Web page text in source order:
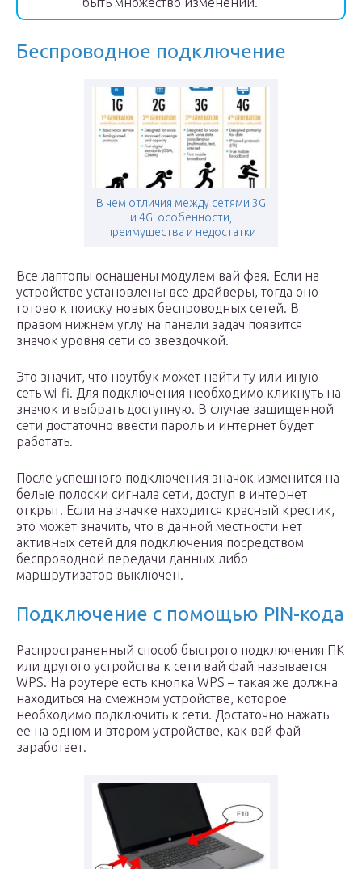
Беспроводное подключение
В чем отличия между сетями 3G
и 4G: особенности,
преимущества и недостатки
Все лаптопы оснащены модулем вай фая. Если на
устройстве установлены все драйверы, тогда оно
готово к поиску новых беспроводных сетей. В
правом нижнем углу на панели задач появится
значок уровня сети со звездочкой.
Это значит, что ноутбук может найти ту или иную
сеть wi-fi. Для подключения необходимо кликнуть на
значок и выбрать доступную. В случае защищенной
сети достаточно ввести пароль и интернет будет
работать.
После успешного подключения значок изменится на
белые полоски сигнала сети, доступ в интернет
открыт. Если на значке находится красный крестик,
это может значить, что в данной местности нет
активных сетей для подключения посредством
беспроводной передачи данных либо
маршрутизатор выключен.
Подключение с помощью PIN-кода
Распространенный способ быстрого подключения ПК
или другого устройства к сети вай фай называется
WPS. На роутере есть кнопка WPS – такая же должна
находиться на смежном устройстве, которое
необходимо подключить к сети. Достаточно нажать
ее на одном и втором устройстве, как вай фай
заработает.